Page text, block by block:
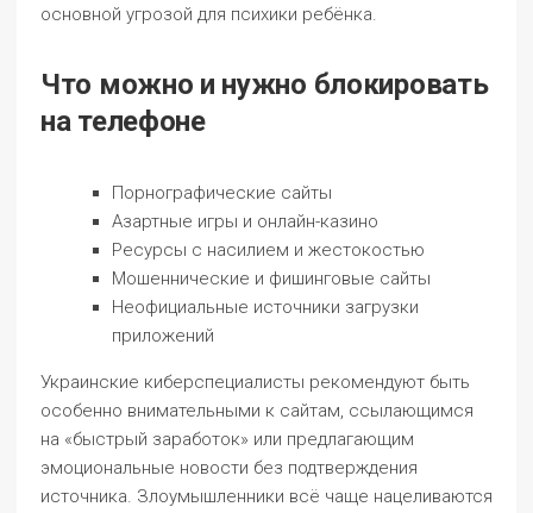
основной угрозой для психики ребёнка.
Что можно и нужно блокировать
на телефоне
Порнографические сайты
Азартные игры и онлайн-казино
Ресурсы с насилием и жестокостью
Мошеннические и фишинговые сайты
Неофициальные источники загрузки
приложений
Украинские киберспециалисты рекомендуют быть
особенно внимательными к сайтам, ссылающимся
на «быстрый заработок» или предлагающим
эмоциональные новости без подтверждения
источника. Злоумышленники всё чаще нацеливаются